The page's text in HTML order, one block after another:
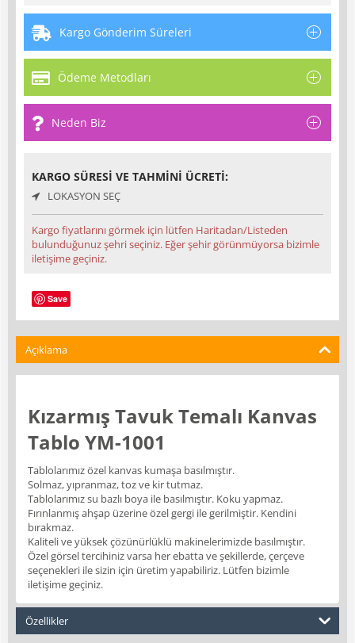
Kargo Gönderim Süreleri
Ödeme Metodları
Neden Biz
KARGO SÜRESI VE TAHMINI ÜCRETI:
LOKASYON SEÇ
Kargo fiyatlarını görmek için lütfen Haritadan/Listeden
bulunduğunuz şehri seçiniz. Eğer şehir görünmüyorsa bizimle
iletişime geçiniz.
Save
Açıklama
Kızarmış Tavuk Temalı Kanvas
Tablo YM-1001
Tablolarımız özel kanvas kumaşa basılmıştır.
Solmaz, yıpranmaz, toz ve kir tutmaz.
Tablolarımız su bazlı boya ile basılmıştır. Koku yapmaz.
Fırınlanmış ahşap üzerine özel gergi ile gerilmiştir. Kendini
bırakmaz.
Kaliteli ve yüksek çözünürlüklü makinelerimizde basılmıştır.
Özel görsel tercihiniz varsa her ebatta ve şekillerde, çerçeve
seçenekleri ile sizin için üretim yapabiliriz. Lütfen bizimle
iletişime geçiniz.
Özellikler